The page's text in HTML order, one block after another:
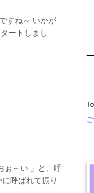
すね～ いかが
ートしまし
ぉ～い 」と、呼
呼ばれて振り